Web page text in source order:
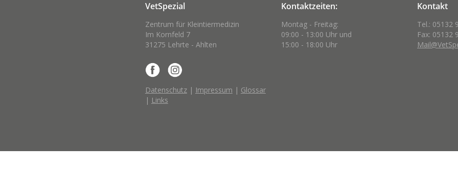
VetSpezial
Zentrum für Kleintiermedizin
Im Kornfeld 7
31275 Lehrte - Ahlten
Datenschutz| Impressum | Glossar
| Links
Kontaktzeiten:
Montag - Freitag:
09:00 - 13:00 Uhr und
15:00 - 18:00 Uhr
Kontakt
Tel.: 05132
Fax: 05132